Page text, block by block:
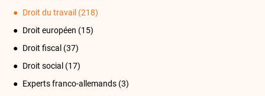
Droit du travail (218)
Droit européen (15)
Droit fiscal (37)
Droit social (17)
Experts franco-allemands (3)